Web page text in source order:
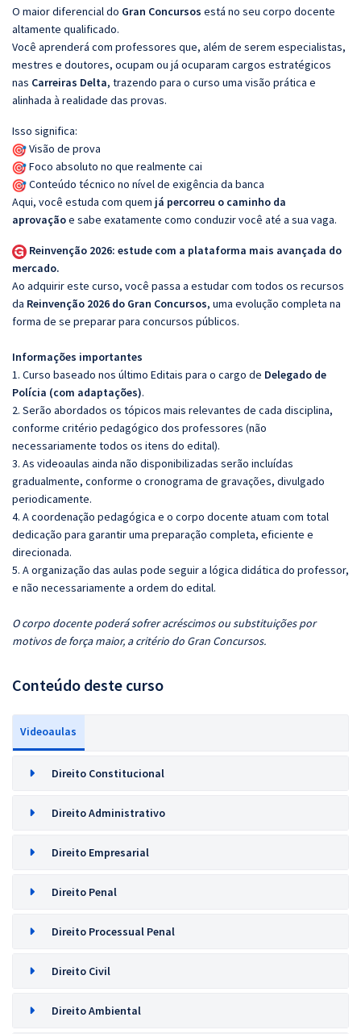
O maior diferencial do Gran Concursos está no seu corpo docente
altamente qualificado.
Você aprenderá com professores que, além de serem especialistas,
mestres e doutores, ocupam ou já ocuparam cargos estratégicos
nas Carreiras Delta, trazendo para o curso uma visão prática e
alinhada à realidade das provas.
Isso significa:
Visão de prova
Foco absoluto no que realmente cai
Conteúdo técnico no nível de exigência da banca
Aqui, você estuda com quem já percorreu o caminho da
aprovaçãoe sabe exatamente como conduzir você até a sua vaga.
Reinvenção 2026: estude com a plataforma mais avançada do
mercado.
Ao adquirir este curso, você passa a estudar com todos os recursos
da Reinvenção 2026 do Gran Concursos, uma evolução completa na
forma de se preparar para concursos públicos.
Informações importantes
1. Curso baseado nos último Editais para o cargo de Delegado de
Polícia (com adaptações).
2. Serão abordados os tópicos mais relevantes de cada disciplina,
conforme critério pedagógico dos professores (não
necessariamente todos os itens do edital).
3. As videoaulas ainda não disponibilizadas serão incluídas
gradualmente, conforme o cronograma de gravações, divulgado
periodicamente.
4. A coordenação pedagógica e o corpo docente atuam com total
dedicação para garantir uma preparação completa, eficiente e
direcionada.
5. A organização das aulas pode seguir a lógica didática do professor,
e não necessariamente a ordem do edital.
O corpo docente poderá sofrer acréscimos ou substituições por
motivos de força maior, a critério do Gran Concursos.
Conteúdo deste curso
Videoaulas
Direito Constitucional
Direito Administrativo
Direito Empresarial
Direito Penal
Direito Processual Penal
Direito Civil
Direito Ambiental